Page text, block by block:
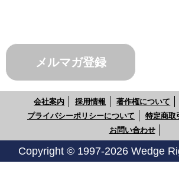
メルマガ登録
会社案内 採用情報 著作権について
プライバシーポリシーについて
特定商取
お問い合わせ
Copyright © 1997-2026 Wedge